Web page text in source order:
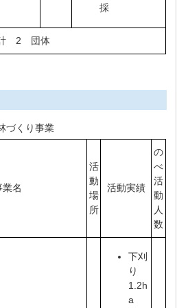
採
2 団体
づくり事業
業名
活
動
場
所
活動実績
の
べ
活
動
人
数
下刈
り
1.2h
a